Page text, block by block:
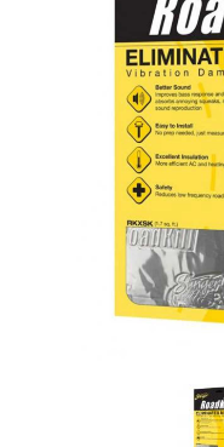
Navigationssoftware
Navigationssysteme
Rückfahrsysteme
Soundprozessoren